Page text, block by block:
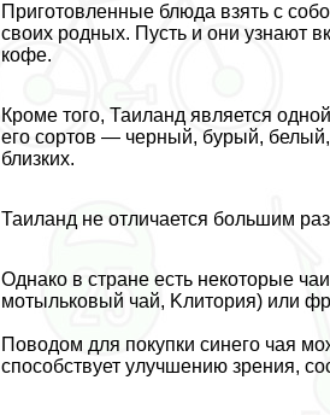
Приготовленные блюда взять с
своих родных. Пусть и они узнают
кофе.
Кроме того, Таиланд является
его сортов — черный, бурый,
близких.
Таиланд не отличается большим
Однако в стране есть некоторые
мотыльковый чай, Kлитopия) или
Поводом для покупки синего чая
способствует улучшению зрения,